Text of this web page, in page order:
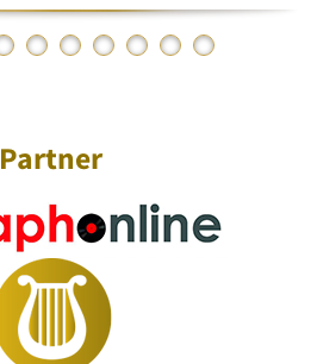
Partner